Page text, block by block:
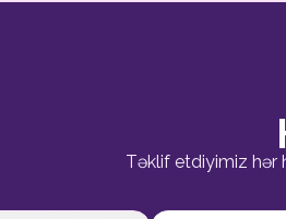
Təklif etdiyimiz hər